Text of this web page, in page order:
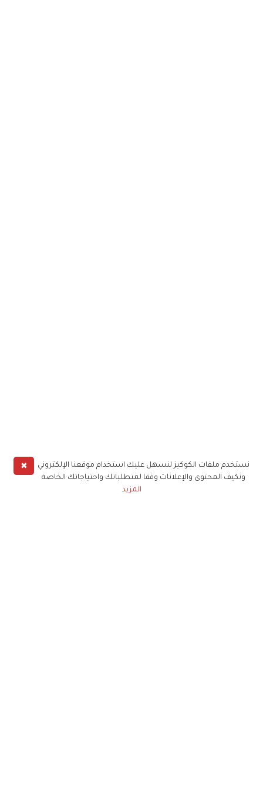
✖
نستخدم ملفات الكوكيز لنسهل عليك استخدام موقعنا الإلكتروني
ونكيف المحتوى والإعلانات وفقا لمتطلباتك واحتياجاتك الخاصة
المزيد